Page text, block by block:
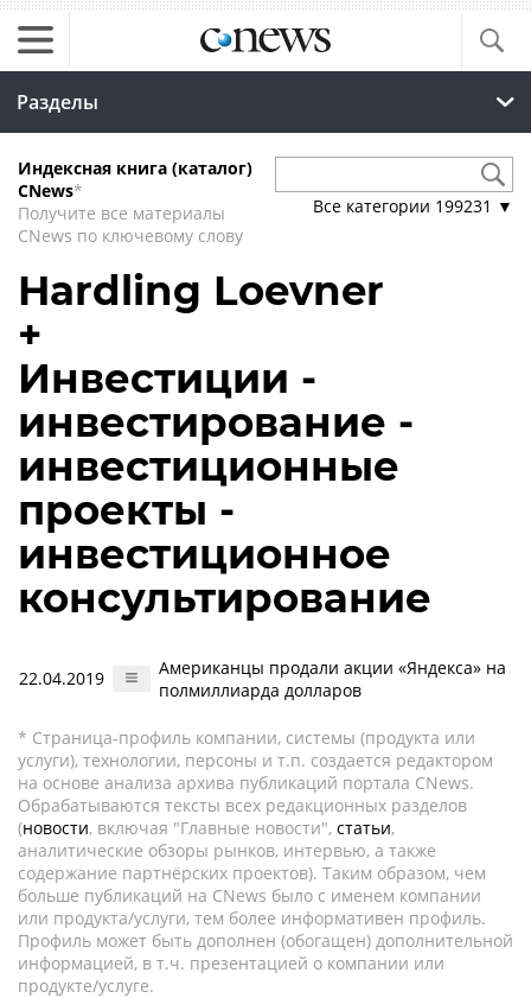
Разделы
Индексная книга (каталог)
CNews*
Получите все материалы
CNews по ключевому слову
Все категории 199231 ▼
Hardling Loevner
+
Инвестиции -
инвестирование -
инвестиционные
проекты -
инвестиционное
консультирование
22.04.2019
Американцы продали акции «Яндекса» на
полмиллиарда долларов
* Страница-профиль компании, системы (продукта или
услуги), технологии, персоны и т.п. создается редактором
на основе анализа архива публикаций портала CNews.
Обрабатываются тексты всех редакционных разделов
(новости, включая "Главные новости", статьи,
аналитические обзоры рынков, интервью, а также
содержание партнёрских проектов). Таким образом, чем
больше публикаций на CNews было с именем компании
или продукта/услуги, тем более информативен профиль.
Профиль может быть дополнен (обогащен) дополнительной
информацией, в т.ч. презентацией о компании или
продукте/услуге.